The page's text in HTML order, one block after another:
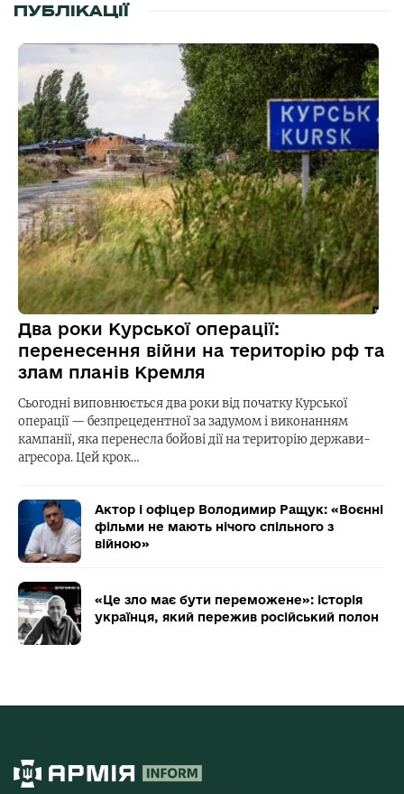
ПУБЛІКАЦІЇ
Два роки Курської операції:
перенесення війни на територію рф та
злам планів Кремля
Сьогодні виповнюється два роки від початку Курської
операції — безпрецедентної за задумом і виконанням
кампанії, яка перенесла бойові дії на територію держави-
агресора. Цей крок…
Актор і офіцер Володимир Ращук: «Воєнні
фільми не мають нічого спільного з
війною»
«Це зло має бути переможене»: історія
українця, який пережив російський полон